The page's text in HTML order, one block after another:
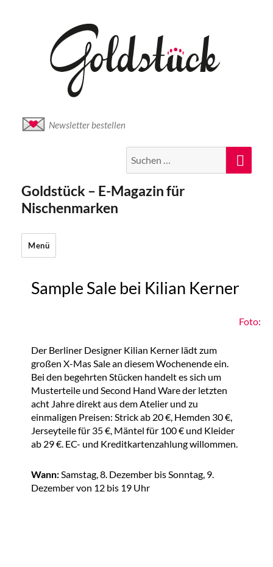
Newsletter bestellen
nach:
Goldstück – E-Magazin für
Nischenmarken
Menü
Sample Sale bei Kilian Kerner
Foto:
Der Berliner Designer Kilian Kerner lädt zum
großen X-Mas Sale an diesem Wochenende ein.
Bei den begehrten Stücken handelt es sich um
Musterteile und Second Hand Ware der letzten
acht Jahre direkt aus dem Atelier und zu
einmaligen Preisen: Strick ab 20 €, Hemden 30 €,
Jerseyteile für 35 €, Mäntel für 100 € und Kleider
ab 29 €. EC- und Kreditkartenzahlung willommen.
Wann:Samstag, 8. Dezember bis Sonntag, 9.
Dezember von 12 bis 19 Uhr